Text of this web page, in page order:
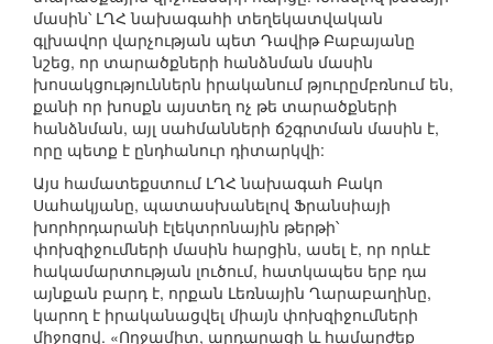
մասին՝ ԼՂՀ նախագահի տեղեկատվական
գլխավոր վարչության պետ Դավիթ Բաբայանը
նշեց, որ տարածքների հանձնման մասին
խոսակցություններն իրականում թյուրըմբռնում են,
քանի որ խոսքն այստեղ ոչ թե տարածքների
հանձնման, այլ սահմանների ճշգրտման մասին է,
որը պետք է ընդհանուր դիտարկվի:
Այս համատեքստում ԼՂՀ նախագահ Բակո
Սահակյանը, պատասխանելով Ֆրանսիայի
խորհրդարանի էլեկտրոնային թերթի՝
փոխզիջումների մասին հարցին, ասել է, որ որևէ
հակամարտության լուծում, հատկապես երբ դա
այնքան բարդ է, որքան Լեռնային Ղարաբաղինը,
կարող է իրականացվել միայն փոխզիջումների
միջոցով. «Ողջամիտ, արդարացի և համարժեք